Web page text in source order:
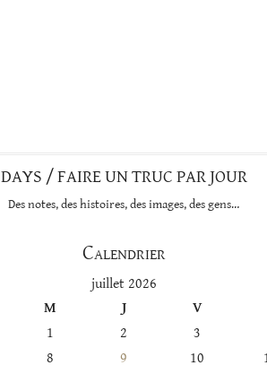
DAYS / FAIRE UN TRUC PAR JOUR
Des notes, des histoires, des images, des gens…
Calendrier
juillet 2026
M J
V
1
2
3
8 9 10